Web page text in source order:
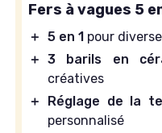
Fers à vagues 5 en
＋ 5 en 1 pour
＋ 3 barils en
créatives
＋
Réglage de la
personnalisé